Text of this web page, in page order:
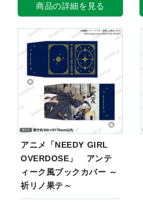
商品の詳細を見る
アニメ「NEEDY GIRL
OVERDOSE」 アンテ
ィーク風ブックカバー ～
祈リノ果テ～